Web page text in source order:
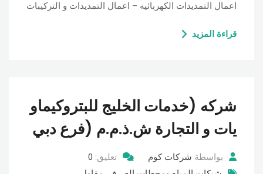
اعمال التمديدات الكهربائيه – اعمال التمديدات و التركيبات
قراءة المزيد
شركه (خدمات الخليج للبتروكيماو
يات و التجارة ش.ذ.م.م (فرع دبي
بواسطة شركات كوم تعليق: 0